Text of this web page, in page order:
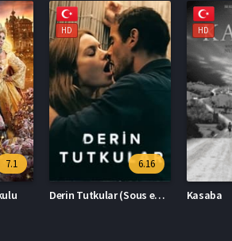
6.16
HD
7
Kasaba
1080p